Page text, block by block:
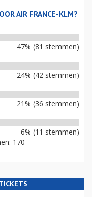
AIR FRANCE-KLM?
47% (81 stemmen)
24% (42 stemmen)
21% (36 stemmen)
6% (11 stemmen)
170